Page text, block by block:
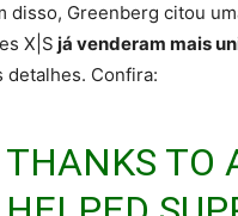
disso, Greenberg citou
X|S já venderam mais
detalhes. Confira:
THANKS TO